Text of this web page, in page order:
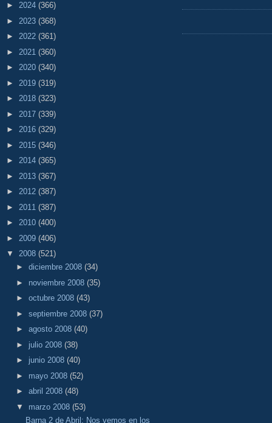
► 2024 (366)
► 2023 (368)
► 2022 (361)
► 2021 (360)
► 2020 (340)
► 2019 (319)
► 2018 (323)
► 2017 (339)
► 2016 (329)
► 2015 (346)
► 2014 (365)
► 2013 (367)
► 2012 (387)
► 2011 (387)
► 2010 (400)
► 2009 (406)
▼ 2008 (521)
► diciembre 2008 (34)
► noviembre 2008 (35)
► octubre 2008 (43)
► septiembre 2008 (37)
► agosto 2008 (40)
► julio 2008 (38)
► junio 2008 (40)
► mayo 2008 (52)
► abril 2008 (48)
▼ marzo 2008 (53)
Barna 2 de Abril: Nos vemos en los